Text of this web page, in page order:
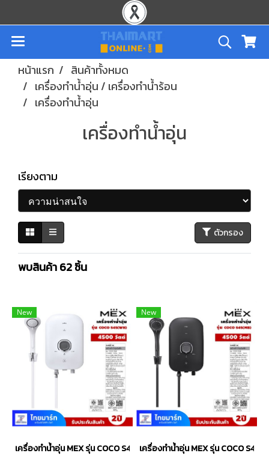
หน้าแรก
สินค้าทั้งหมด
เครื่องทำน้ำอุ่น / เครื่องทำน้ำร้อน
เครื่องทำน้ำอุ่น
เครื่องทำน้ำอุ่น
เรียงตาม
ตัวกรอง
พบสินค้า 62 ชิ้น
New
เครื่องทำน้ำอุ่น MEX รุ่น COCO S45 (WH) 4500วัตต์ สีขาว
New
เครื่องทำน้ำอุ่น MEX รุ่น COCO S45